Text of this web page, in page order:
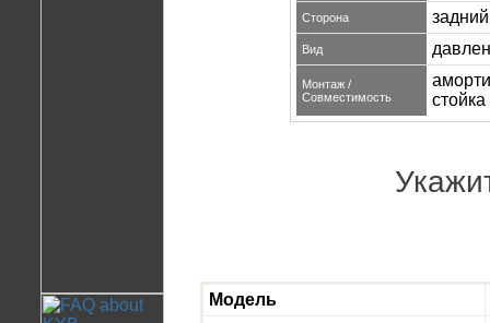
Сторона
Вид
Монтаж /
Совместимость
стойка
Модель